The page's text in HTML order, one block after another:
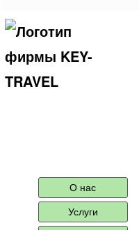
О нас
Услуги